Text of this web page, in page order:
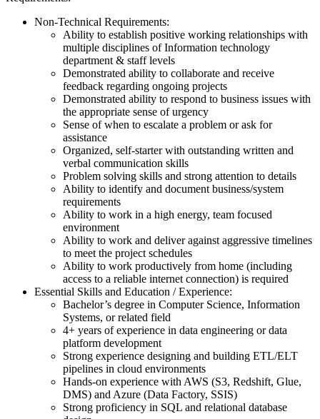
Non-Technical Requirements:
Ability to establish positive working relationships with
multiple disciplines of Information technology
department & staff levels
Demonstrated ability to collaborate and receive
feedback regarding ongoing projects
Demonstrated ability to respond to business issues with
the appropriate sense of urgency
Sense of when to escalate a problem or ask for
assistance
Organized, self-starter with outstanding written and
verbal communication skills
Problem solving skills and strong attention to details
Ability to identify and document business/system
requirements
Ability to work in a high energy, team focused
environment
Ability to work and deliver against aggressive timelines
to meet the project schedules
Ability to work productively from home (including
access to a reliable internet connection) is required
Essential Skills and Education / Experience:
Bachelor’s degree in Computer Science, Information
Systems, or related field
4+ years of experience in data engineering or data
platform development
Strong experience designing and building ETL/ELT
pipelines in cloud environments
Hands-on experience with AWS (S3, Redshift, Glue,
DMS) and Azure (Data Factory, SSIS)
Strong proficiency in SQL and relational database